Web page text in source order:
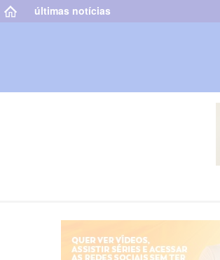
últimas notícias